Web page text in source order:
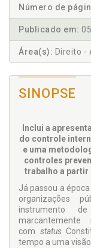
Número de
Publicado em:
Área(s): Direito -
SINOPSE
Inclui a
do controle
e uma
controles
trabalho a partir
Já passou a
organizações
instrumento
marcantemente
com status
tempo a uma